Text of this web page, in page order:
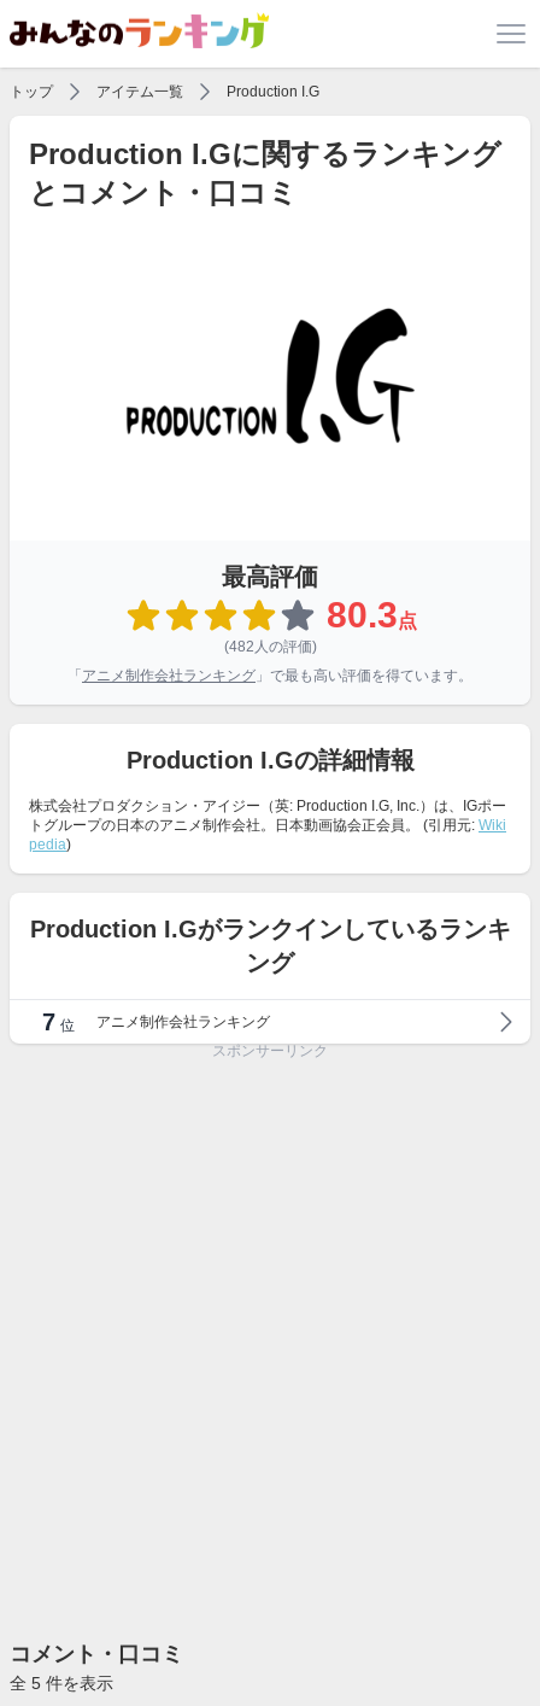
トップ アイテム一覧 Production I.G
Production I.Gに関するランキング
とコメント・口コミ
最高評価
80.3点
(482人の評価)
「 アニメ制作会社ランキング 」で最も高い評価を得ています。
Production I.Gの詳細情報
株式会社プロダクション・アイジー（英: Production I.G, Inc.）は、IGポー
トグループの日本のアニメ制作会社。日本動画協会正会員。 (引用元: Wiki
pedia)
Production I.Gがランクインしているランキ
ング
7 位
アニメ制作会社ランキング
スポンサーリンク
コメント・口コミ
全 5 件を表示